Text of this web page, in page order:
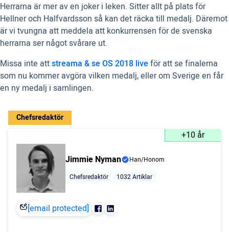
Herrarna är mer av en joker i leken. Sitter allt på plats för
Hellner och Halfvardsson så kan det räcka till medalj. Däremot
är vi tvungna att meddela att konkurrensen för de svenska
herrarna ser något svårare ut.
Missa inte attstreama & se OS 2018 liveför att se finalerna
som nu kommer avgöra vilken medalj, eller om Sverige en får
en ny medalj i samlingen.
Chefsredaktör
+10 år
Jimmie Nyman
Han/Honom
Chefsredaktör
1032 Artiklar
[email protected]